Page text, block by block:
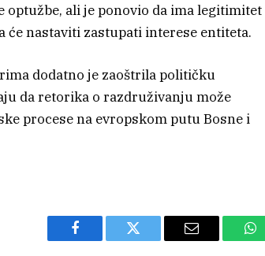
optužbe, ali je ponovio da ima legitimitet
će nastaviti zastupati interese entiteta.
dodatno je zaoštrila političku
da retorika o razdruživanju može
procese na evropskom putu Bosne i
Facebook Twitter Email